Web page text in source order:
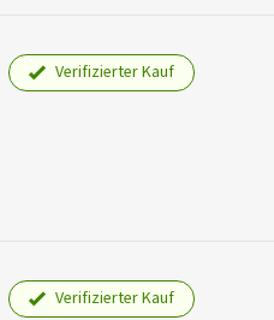
Verifizierter Kauf
Verifizierter Kauf